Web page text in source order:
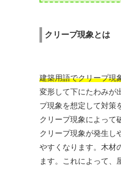
クリープ現象とは
建築用語でクリープ現
変形して下にたわみが
プ現象を想定して対策
クリープ現象によって
クリープ現象が発生し
やすくなります。木材
ます。これによって、